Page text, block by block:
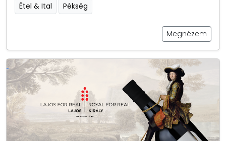
Étel & Ital Pékség
Megnézem